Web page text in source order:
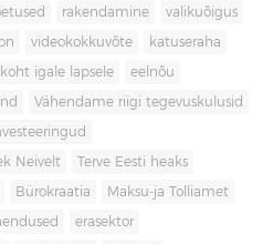
rakendamine valikuõigus
videokokkuvõte katuseraha
igale lapsele eelnõu
Vähendame riigi tegevuskulusid
Neivelt Terve Eesti heaks
Bürokraatia Maksu-ja Tolliamet
erasektor